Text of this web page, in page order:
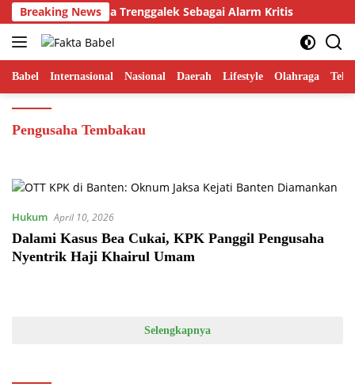
Langsung
ke
konten
Breaking News
Pogalan Dua Trenggalek Sebagai Alarm Kritis
Babel Internasional Nasional Daerah Lifestyle Olahraga
Pengusaha Tembakau
Hukum April 10, 2026
Dalami Kasus Bea Cukai, KPK Panggil Pengusaha
Nyentrik Haji Khairul Umam
Selengkapnya